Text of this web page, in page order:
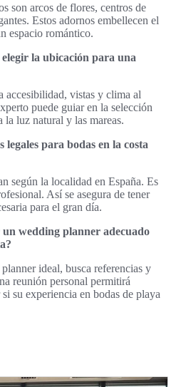
son arcos de flores, centros de
Estos adornos embellecen el
espacio romántico.
la ubicación para una
accesibilidad, vistas y clima al
puede guiar en la selección
la luz natural y las mareas.
legales para bodas en la costa
según la localidad en España. Es
Así se asegura de tener
para el gran día.
wedding planner adecuado
ideal, busca referencias y
reunión personal permitirá
su experiencia en bodas de playa